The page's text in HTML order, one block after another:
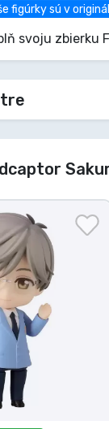
figúrky sú v
svoju zbierku